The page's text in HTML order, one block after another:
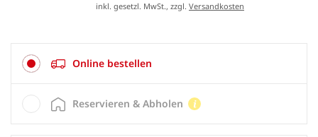
inkl. gesetzl. MwSt., zzgl. Versandkosten
Online bestellen
Reservieren & Abholen